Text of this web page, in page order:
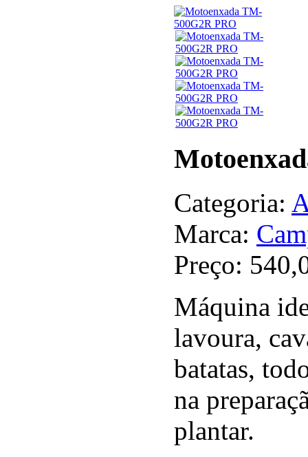
Categoria:
Marca:
Preço:
Máquina
lavoura,
batatas,
na
plantar.